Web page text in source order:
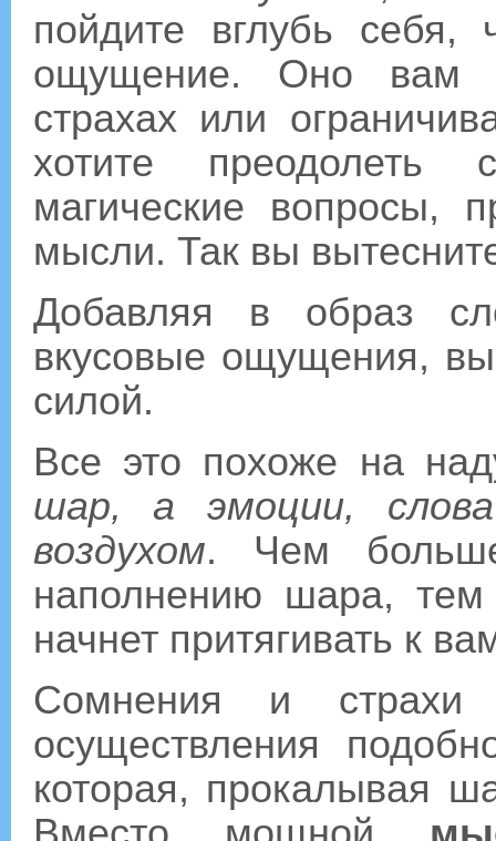
пойдите вглубь себя,
ощущение. Оно вам
страхах или
хотите преодолеть
магические вопросы,
мысли. Так вы
Добавляя в образ
вкусовые ощущения,
силой.
Все это похоже на
шар, а эмоции,
воздухом. Чем
наполнению шара,
начнет притягивать к
Сомнения и страхи
осуществления
которая, прокалывая